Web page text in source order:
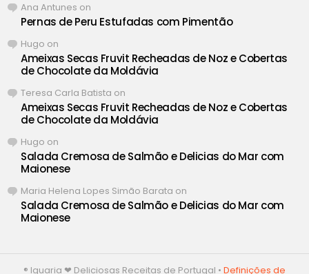
Ana Antunes on
Pernas de Peru Estufadas com Pimentão
Hugo on
Ameixas Secas Fruvit Recheadas de Noz e Cobertas
de Chocolate da Moldávia
Teresa Carla Batista on
Ameixas Secas Fruvit Recheadas de Noz e Cobertas
de Chocolate da Moldávia
Hugo on
Salada Cremosa de Salmão e Delicias do Mar com
Maionese
Maria Helena Lopes Simão Barata on
Salada Cremosa de Salmão e Delicias do Mar com
Maionese
® Iguaria ❤ Deliciosas Receitas de Portugal • Definições de